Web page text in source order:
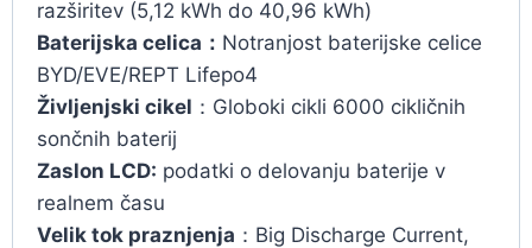
razširitev (5,12 kWh do 40,96 kWh)
Baterijska celica： Notranjost baterijske celice
BYD/EVE/REPT Lifepo4
Življenjski cikel ：Globoki cikli 6000 cikličnih
sončnih baterij
Zaslon LCD: podatki o delovanju baterije v
realnem času
Velik tok praznjenja ：Big Discharge Current,